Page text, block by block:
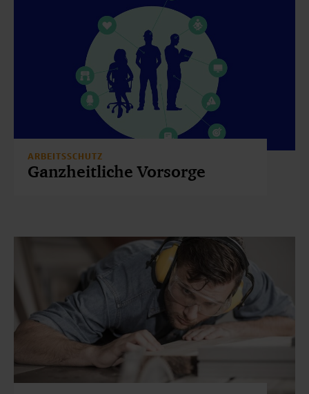
ARBEITSSCHUTZ
Ganzheitliche Vorsorge